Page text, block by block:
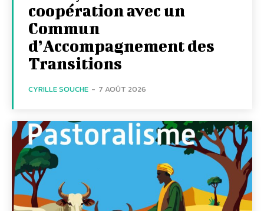
coopération avec un
Commun
d’Accompagnement des
Transitions
CYRILLE SOUCHE - 7 AOÛT 2026